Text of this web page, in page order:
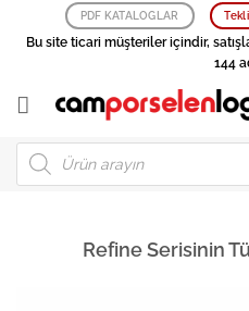
PDF KATALOGLAR
Bu site ticari müşteriler içindir,
144
Products
search
Refine Serisinin